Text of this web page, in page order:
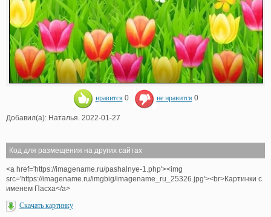
нравится 0 не нравится 0
Добавил(а): Наталья. 2022-01-27
Код для размещения на других сайтах
<a href='https://imagename.ru/pashalnye-1.php'><img
src='https://imagename.ru/imgbig/imagename_ru_25326.jpg'><br>Картинки с
именем Пасха</a>
Скачать картинку